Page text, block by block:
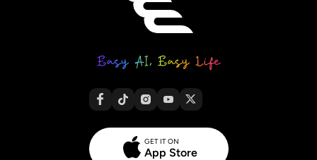
GET IT ON
App Store